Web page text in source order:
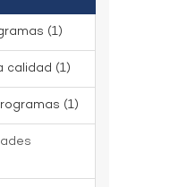
(1)
calidad (1)
(1)